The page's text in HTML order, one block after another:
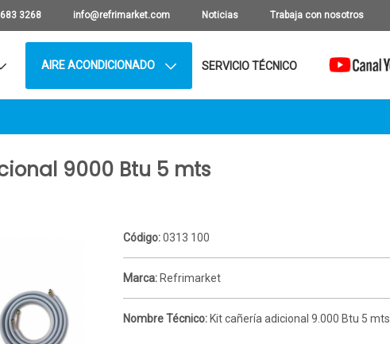
3268 info@refrimarket.com Noticias Trabaja con nosotros
AIRE ACONDICIONADO SERVICIO TÉCNICO
9000 Btu 5 mts
Código:0313 100
Marca: Refrimarket
Nombre Técnico: Kit cañería adicional 9.000 Btu 5 mts